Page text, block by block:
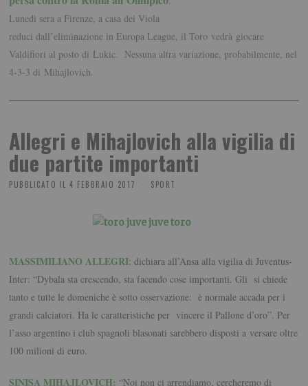
Lunedì sera a Firenze, a casa dei Viola
reduci dall’eliminazione in Europa League, il Toro vedrà giocare
Valdifiori al posto di Lukic.
Nessuna altra variazione, probabilmente, nel
4-3-3 di Mihajlovich.
Allegri e Mihajlovich alla vigilia di
due partite importanti
PUBBLICATO IL 4 FEBBRAIO 2017 SPORT
MASSIMILIANO ALLEGRI: dichiara all’Ansa alla vigilia di Juventus-
Inter: “Dybala sta crescendo, sta facendo cose importanti. Gli si chiede
tanto e tutte le domeniche è sotto osservazione: è normale accada per i
grandi calciatori. Ha le caratteristiche per vincere il Pallone d’oro”. Per
l’asso argentino i club spagnoli blasonati sarebbero disposti a versare oltre
100 milioni di euro.
SINISA MIHAJLOVICH: “Noi non ci arrendiamo, cercheremo di